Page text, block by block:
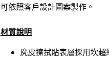
可依照客戶設計圖案製作。
材質說明
麂皮擦拭貼表層採用坎超